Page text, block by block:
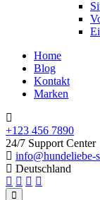
Home
Blog
Kontakt
Marken
+123 456 7890
24/7 Support Center
info@hundeliebe-
Deutschland